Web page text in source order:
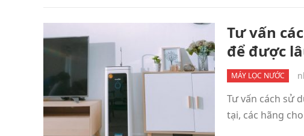
Tư vấn
để được
MÁY LỌC NƯỚC
Tư vấn cách sử
tại, các hãng